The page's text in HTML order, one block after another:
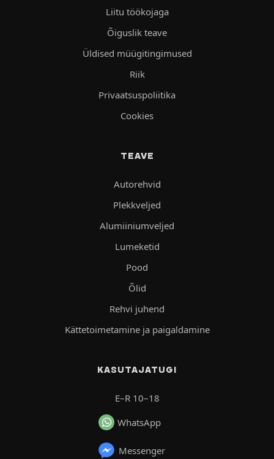
Liitu töökojaga
Õiguslik teave
Üldised müügitingimused
Riik
Privaatsuspoliitika
Cookies
TEAVE
Autorehvid
Plekkveljed
Alumiiniumveljed
Lumeketid
Pood
Õlid
Rehvi juhend
Kättetoimetamine ja paigaldamine
KASUTAJATUGI
E–R 10–18
WhatsApp
Messenger